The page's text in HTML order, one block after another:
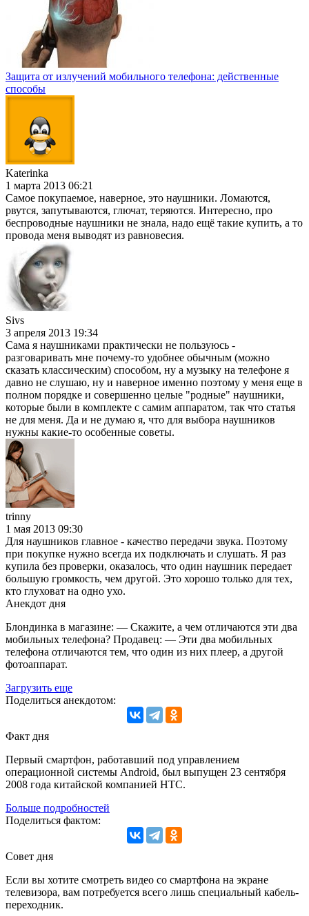
Защита от излучений мобильного телефона: действенные
способы
Katerinka
1 марта 2013 06:21
Самое покупаемое, наверное, это наушники. Ломаются,
рвутся, запутываются, глючат, теряются. Интересно, про
беспроводные наушники не знала, надо ещё такие купить, а то
провода меня выводят из равновесия.
Sivs
3 апреля 2013 19:34
Сама я наушниками практически не пользуюсь -
разговаривать мне почему-то удобнее обычным (можно
сказать классическим) способом, ну а музыку на телефоне я
давно не слушаю, ну и наверное именно поэтому у меня еще в
полном порядке и совершенно целые "родные" наушники,
которые были в комплекте с самим аппаратом, так что статья
не для меня. Да и не думаю я, что для выбора наушников
нужны какие-то особенные советы.
trinny
1 мая 2013 09:30
Для наушников главное - качество передачи звука. Поэтому
при покупке нужно всегда их подключать и слушать. Я раз
купила без проверки, оказалось, что один наушник передает
большую громкость, чем другой. Это хорошо только для тех,
кто глуховат на одно ухо.
Анекдот дня
Блондинка в магазине: — Скажите, а чем отличаются эти два
мобильных телефона? Продавец: — Эти два мобильных
телефона отличаются тем, что один из них плеер, а другой
фотоаппарат.
Загрузить еще
Поделиться анекдотом:
Факт дня
Первый смартфон, работавший под управлением
операционной системы Android, был выпущен 23 сентября
2008 года китайской компанией HTC.
Больше подробностей
Поделиться фактом:
Совет дня
Если вы хотите смотреть видео со смартфона на экране
телевизора, вам потребуется всего лишь специальный кабель-
переходник.